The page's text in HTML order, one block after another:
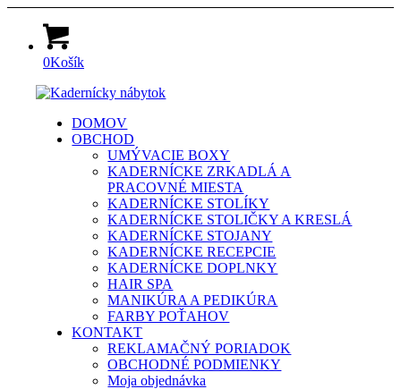
0Košík
DOMOV
OBCHOD
UMÝVACIE BOXY
KADERNÍCKE ZRKADLÁ A
PRACOVNÉ MIESTA
KADERNÍCKE STOLÍKY
KADERNÍCKE STOLIČKY A KRESLÁ
KADERNÍCKE STOJANY
KADERNÍCKE RECEPCIE
KADERNÍCKE DOPLNKY
HAIR SPA
MANIKÚRA A PEDIKÚRA
FARBY POŤAHOV
KONTAKT
REKLAMAČNÝ PORIADOK
OBCHODNÉ PODMIENKY
Moja objednávka